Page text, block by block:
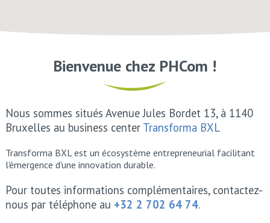
Bienvenue chez PHCom !
Nous sommes situés Avenue Jules Bordet 13, à 1140
Bruxelles au business center Transforma BXL
Transforma BXL est un écosystème entrepreneurial facilitant
l'émergence d'une innovation durable.
Pour toutes informations complémentaires, contactez-
nous par téléphone au +32 2 702 64 74.